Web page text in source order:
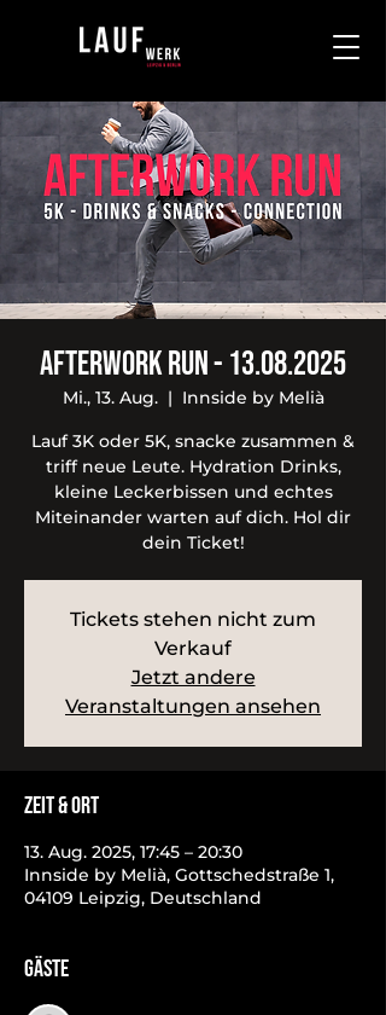
Afterwork Run - 13.08.2025
Mi., 13. Aug.
  |
Innside by Melià
Lauf 3K oder 5K, snacke zusammen &
triff neue Leute. Hydration Drinks,
kleine Leckerbissen und echtes
Miteinander warten auf dich. Hol dir
dein Ticket!
Tickets stehen nicht zum
Verkauf
Jetzt andere
Veranstaltungen ansehen
Zeit & Ort
13. Aug. 2025, 17:45 – 20:30
Innside by Melià, Gottschedstraße 1,
04109 Leipzig, Deutschland
Gäste